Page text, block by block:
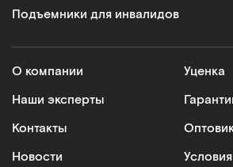
микроорганизмов.
Модели оснащаются
приводом. На сайте
для реабилитации больных и
применения. Преимущества:
Подъемники для инвалидов
О компании
Наши эксперты
Контакты
Новости
Уценка